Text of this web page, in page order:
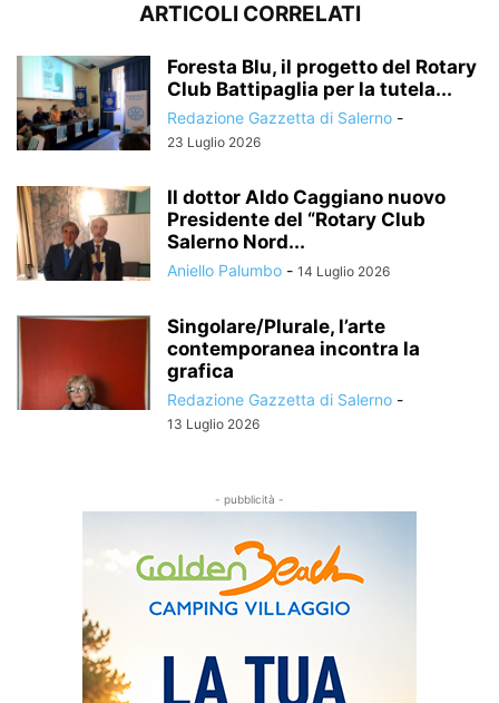
ARTICOLI CORRELATI
Foresta Blu, il progetto del Rotary
Club Battipaglia per la tutela...
Redazione Gazzetta di Salerno -
23 Luglio 2026
Il dottor Aldo Caggiano nuovo
Presidente del “Rotary Club
Salerno Nord...
Aniello Palumbo - 14 Luglio 2026
Singolare/Plurale, l’arte
contemporanea incontra la
grafica
Redazione Gazzetta di Salerno -
13 Luglio 2026
- pubblicità -